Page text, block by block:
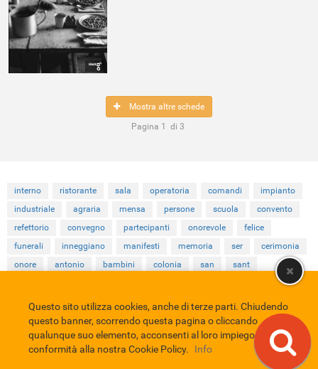
Mostra altre schede
Pagina 1 di 3
interno ristorante sala operatoria comandi
impianto
industriale
agraria mensa persone scuola
convento
refettorio
convegno partecipanti onorevole
felice
funerali
inneggiano manifesti memoria ser
cerimonia
onore
antonio bambini colonia san sant
Comune di Eboli Servizio Bibliotecario Nazionale
Privacy policy
Credits
EBAD
Questo sito utilizza cookies, anche di terze parti. Chiudendo
questo banner, scorrendo questa pagina o cliccando
qualunque suo elemento, acconsenti al loro impiego in
conformità alla nostra Cookie Policy.
Info